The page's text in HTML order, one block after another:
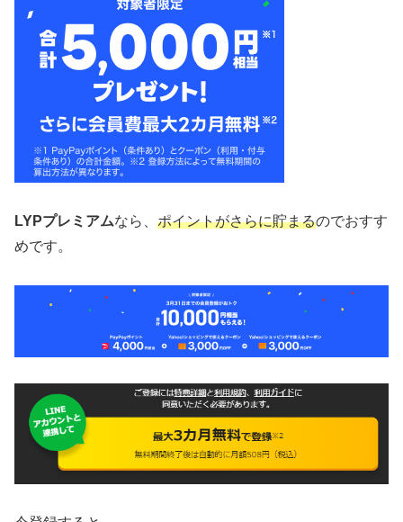
LYPプレミアムなら、 ポイントがさらに貯まるのでおすす
めです。